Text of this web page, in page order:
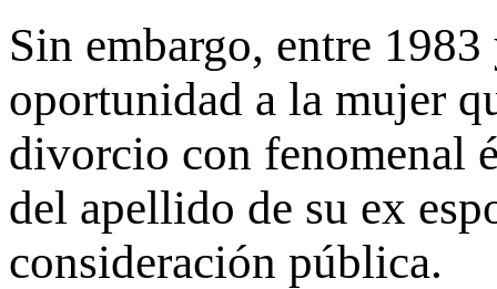
Sin embargo, entre
oportunidad a la mujer
divorcio con fenomenal
del apellido de su ex
consideración pública.